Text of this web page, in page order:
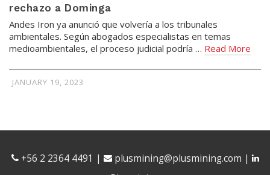
rechazo a Dominga
Andes Iron ya anunció que volvería a los tribunales
ambientales. Según abogados especialistas en temas
medioambientales, el proceso judicial podría … Read More
JANUARY 19, 2023
+56 2 2364 4491 | plusmining@plusmining.com |